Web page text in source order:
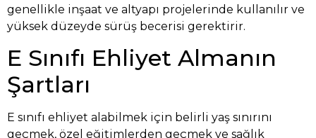
genellikle inşaat ve altyapı projelerinde kullanılır ve
yüksek düzeyde sürüş becerisi gerektirir.
E Sınıfı Ehliyet Almanın
Şartları
E sınıfı ehliyet alabilmek için belirli yaş sınırını
geçmek, özel eğitimlerden geçmek ve sağlık